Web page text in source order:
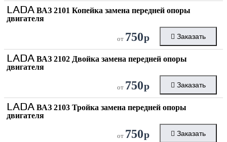
LADA ВАЗ 2101 Копейка замена передней опоры
двигателя
от 750р Заказать
LADA ВАЗ 2102 Двойка замена передней опоры
двигателя
от 750р Заказать
LADA ВАЗ 2103 Тройка замена передней опоры
двигателя
от 750р Заказать